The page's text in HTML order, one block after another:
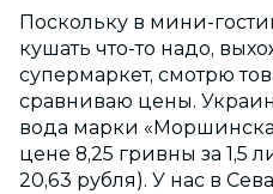
Поскольку в мини-
кушать что-то надо,
супермаркет, смотрю
сравниваю цены.
вода марки
цене 8,25 гривны за 1,5
20,63 рубля). У нас в